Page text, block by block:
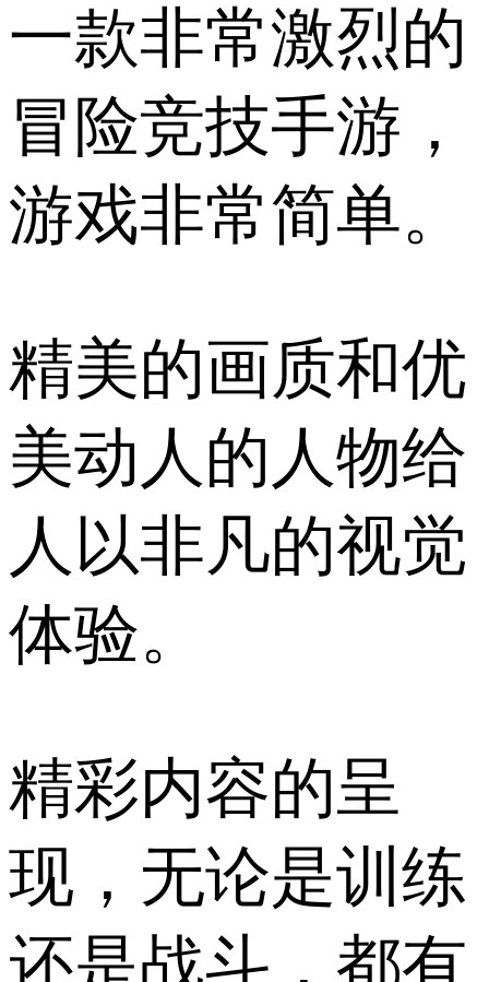
一款非常激烈的
冒险竞技手游，
游戏非常简单。
精美的画质和优
美动人的人物给
人以非凡的视觉
体验。
精彩内容的呈
现，无论是训练
还是战斗，都有